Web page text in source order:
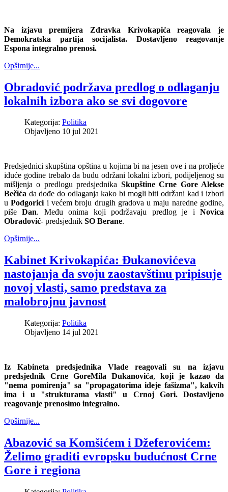
Na izjavu premijera Zdravka Krivokapića reagovala je
Demokratska partija socijalista. Dostavljeno reagovanje
Espona integralno prenosi.
Opširnije...
Obradović podržava predlog o odlaganju
lokalnih izbora ako se svi dogovore
Kategorija: Politika
Objavljeno 10 jul 2021
Predsjednici skupština opština u kojima bi na jesen ove i na proljeće
iduće godine trebalo da budu održani lokalni izbori, podijeljenog su
mišljenja o predlogu predsjednika Skupštine Crne Gore Alekse
Bečića da dođe do odlaganja kako bi mogli biti održani kad i izbori
uPodgoricii većem broju drugih gradova u maju naredne godine,
pišeDan. Među onima koji podržavaju predlog je iNovica
Obradović- predsjednik SO Berane.
Opširnije...
Kabinet Krivokapića: Đukanovićeva
nastojanja da svoju zaostavštinu pripisuje
novoj vlasti, samo predstava za
malobrojnu javnost
Kategorija: Politika
Objavljeno 14 jul 2021
Iz Kabineta predsjednika Vlade reagovali su na izjavu
predsjednik Crne GoreMila Đukanovića, koji je kazao da
"nema pomirenja" sa "propagatorima ideje fašizma", kakvih
ima i u "strukturama vlasti" u Crnoj Gori. Dostavljeno
reagovanje prenosimo integralno.
Opširnije...
Abazović sa Komšićem i Džeferovićem:
Želimo graditi evropsku budućnost Crne
Gore i regiona